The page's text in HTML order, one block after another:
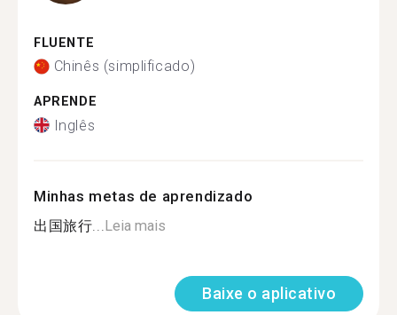
FLUENTE
Chinês (simplificado)
APRENDE
Inglês
Minhas metas de aprendizado
出国旅行... Leia mais
Baixe o aplicativo